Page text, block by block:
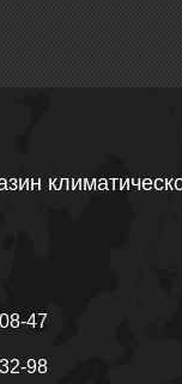
47
98